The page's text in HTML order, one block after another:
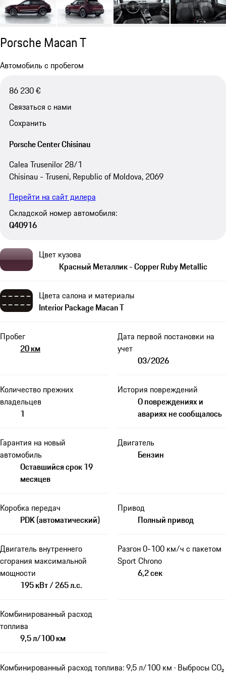
Porsche Macan T
Автомобиль с пробегом
86 230 €
Связаться с нами
Сохранить
Porsche Center Chisinau
Calea Trusenilor 28/1
Chisinau - Truseni, Republic of Moldova, 2069
Перейти на сайт дилера
Складской номер автомобиля:
Q40916
Цвет кузова
Красный Металлик - Copper Ruby Metallic
Цвета салона и материалы
Interior Package Macan T
Пробег
20 км
Дата первой постановки на
учет
03/2026
Количество прежних
владельцев
1
История повреждений
О повреждениях и
авариях не сообщалось
Гарантия на новый
автомобиль
Оставшийся срок 19
месяцев
Двигатель
Бензин
Коробка передач
PDK (автоматический)
Привод
Полный привод
Двигатель внутреннего
сгорания максимальной
мощности
195 кВт / 265 л.с.
Разгон 0-100 км/ч с пакетом
Sport Chrono
6,2 сек
Комбинированный расход
топлива
9,5 л/100 км
Комбинированный расход топлива: 9,5 л/100 км · Выбросы CO₂